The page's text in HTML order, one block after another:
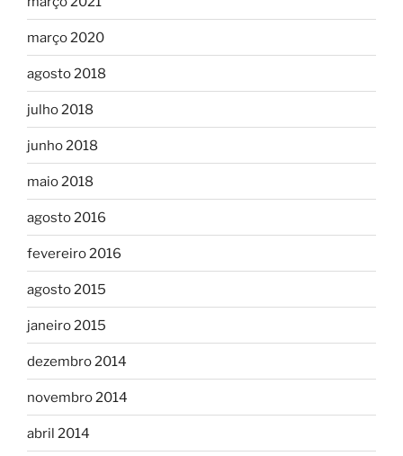
março 2020
agosto 2018
julho 2018
junho 2018
maio 2018
agosto 2016
fevereiro 2016
agosto 2015
janeiro 2015
dezembro 2014
novembro 2014
abril 2014